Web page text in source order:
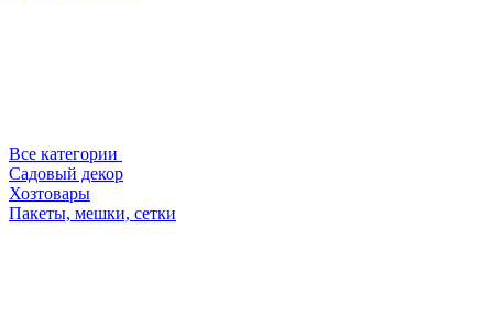
Все категории
Садовый декор
Хозтовары
Пакеты, мешки, сетки